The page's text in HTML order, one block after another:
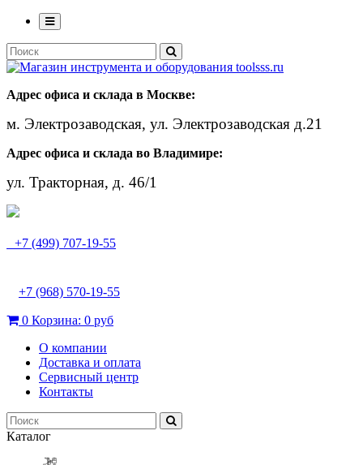
Адрес офиса и склада в Москве:
м. Электрозаводская, ул. Электрозаводская д.21
Адрес офиса и склада во Владимире:
ул. Тракторная, д. 46/1
+7 (499) 707-19-55
+7 (968) 570-19-55
0 Корзина: 0 руб
О компании
Доставка и оплата
Сервисный центр
Контакты
Каталог